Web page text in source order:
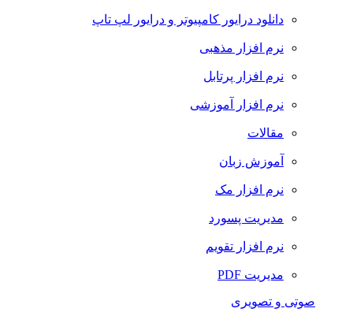
دانلود درایور کامپیوتر و درایور لپ تاپ
نرم افزار مذهبی
نرم افزار پرتابل
نرم افزار آموزشی
مقالات
آموزش زبان
نرم افزار مک
مدیریت پسورد
نرم افزار تقویم
مدیریت PDF
صوتی و تصویری